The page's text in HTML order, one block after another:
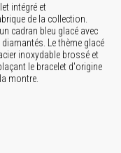
intégré et
de la collection.
cadran bleu glacé avec
Le thème glacé
inoxydable brossé et
le bracelet d'origine
montre.